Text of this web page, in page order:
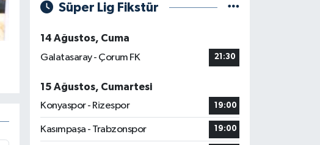
Süper Lig Fikstür
14 Ağustos, Cuma
Galatasaray - Çorum FK
21:30
15 Ağustos, Cumartesi
Konyaspor - Rizespor
19:00
Kasımpaşa - Trabzonspor 19:00